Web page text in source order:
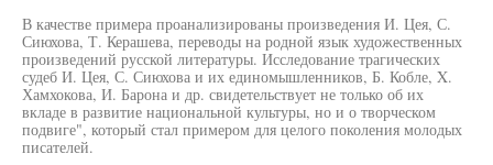
В качестве примера проанализированы произведения И. Цея, С.
Сиюхова, Т. Керашева, переводы на родной язык художественных
произведений русской литературы. Исследование трагических
судеб И. Цея, С. Сиюхова и их единомышленников, Б. Кобле, X.
Хамхокова, И. Барона и др. свидетельствует не только об их
вкладе в развитие национальной культуры, но и о творческом
подвиге", который стал примером для целого поколения молодых
писателей.